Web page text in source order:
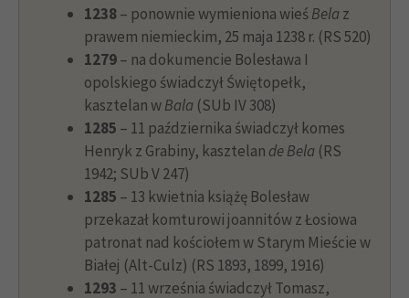
1238– ponownie wymieniona wieśBelaz
prawem niemieckim, 25 maja 1238 r. (RS 520)
1279– na dokumencie Bolesława I
opolskiego świadczył Świętopełk,
kasztelan wBala (SUb IV 308)
1285 – 11 października świadczył komes
Henryk z Grabiny, kasztelan de Bela (RS
1942; SUb V 247)
1285 – 13 kwietnia książę Bolesław
przekazał komturowi joannitów z Łosiowa
patronat nad kościołem w Starym Mieście w
Białej (Alt-Culz) (RS 1893, 1899, 1916)
1293 – 11 września świadczył Tomasz,